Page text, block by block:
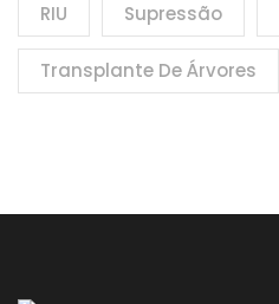
RIU Supressão
Transplante De Árvores